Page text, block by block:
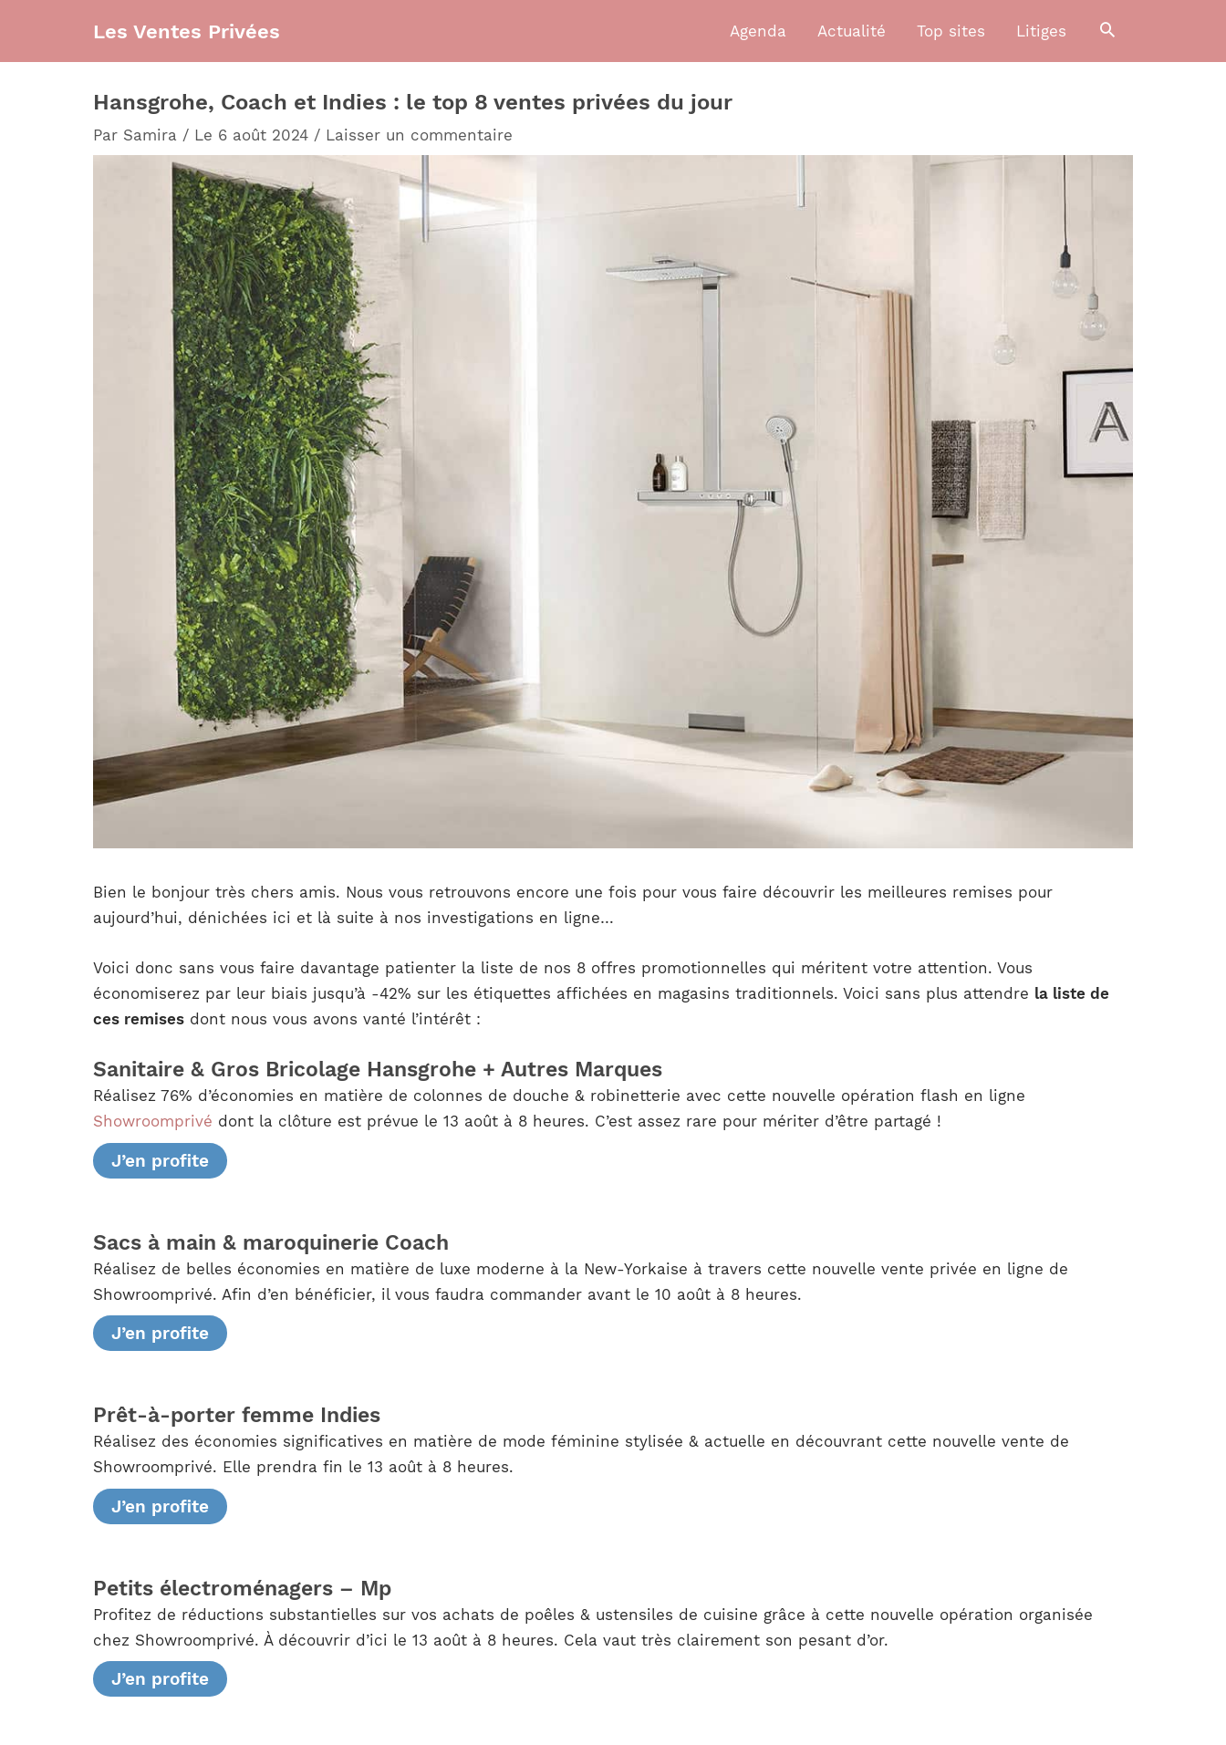
contenu
Les Ventes Privées Agenda Actualité Top sites Litiges
Hansgrohe, Coach et Indies : le top 8 ventes privées du jour
Par Samira / Le 6 août 2024 / Laisser un commentaire
Bien le bonjour très chers amis. Nous vous retrouvons encore une fois pour vous faire découvrir les meilleures remises pour
aujourd’hui, dénichées ici et là suite à nos investigations en ligne…
Voici donc sans vous faire davantage patienter la liste de nos 8 offres promotionnelles qui méritent votre attention. Vous
économiserez par leur biais jusqu’à -42% sur les étiquettes affichées en magasins traditionnels. Voici sans plus attendre la liste de
ces remises dont nous vous avons vanté l’intérêt :
Sanitaire & Gros Bricolage Hansgrohe + Autres Marques
Réalisez 76% d’économies en matière de colonnes de douche & robinetterie avec cette nouvelle opération flash en ligne
Showroomprivé dont la clôture est prévue le 13 août à 8 heures. C’est assez rare pour mériter d’être partagé !
J’en profite
Sacs à main & maroquinerie Coach
Réalisez de belles économies en matière de luxe moderne à la New-Yorkaise à travers cette nouvelle vente privée en ligne de
Showroomprivé. Afin d’en bénéficier, il vous faudra commander avant le 10 août à 8 heures.
J’en profite
Prêt-à-porter femme Indies
Réalisez des économies significatives en matière de mode féminine stylisée & actuelle en découvrant cette nouvelle vente de
Showroomprivé. Elle prendra fin le 13 août à 8 heures.
J’en profite
Petits électroménagers – Mp
Profitez de réductions substantielles sur vos achats de poêles & ustensiles de cuisine grâce à cette nouvelle opération organisée
chez Showroomprivé. À découvrir d’ici le 13 août à 8 heures. Cela vaut très clairement son pesant d’or.
J’en profite